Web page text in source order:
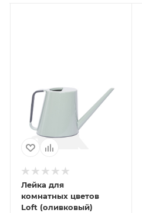
Лейка для
комнатных цветов
Loft (оливковый)